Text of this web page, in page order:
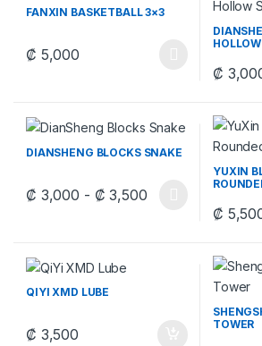
FANXIN BASKETBALL 3×3
₡ 5,000
Este producto tiene múltiples
₡
Este
DIANSHENG BLOCKS SNAKE
₡ 3,000 - ₡ 3,500Rango de
Este producto tiene múltiples
YUXIN
₡
QIYI XMD LUBE
₡ 3,500
TOWER